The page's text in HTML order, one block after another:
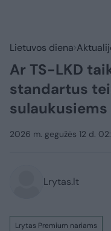
Lietuvos diena
Ar TS-LKD
standartus
2026 m. gegužės 12 d.
Lrytas.lt
Lrytas Premium nariams